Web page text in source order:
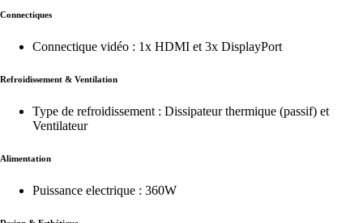
Connectiques
Connectique vidéo : 1x HDMI et 3x DisplayPort
Refroidissement & Ventilation
Type de refroidissement : Dissipateur thermique (passif) et
Ventilateur
Alimentation
Puissance electrique : 360W